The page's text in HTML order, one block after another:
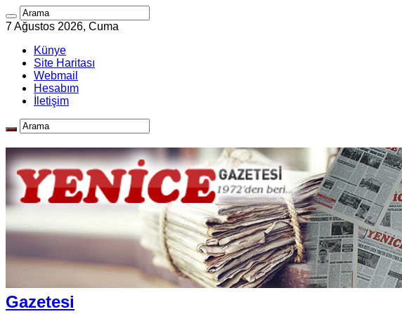
7 Ağustos 2026, Cuma
Künye
Site Haritası
Webmail
Hesabım
İletişim
Gazetesi